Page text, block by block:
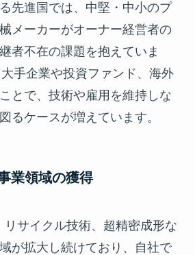
先進国では、中堅・中小のプ
メーカーがオーナー経営者の
者不在の課題を抱えていま
手企業や投資ファンド、海外
とで、技術や雇用を維持しな
るケースが増えています。
業領域の獲得
リサイクル技術、超精密成形な
が拡大し続けており、自社で